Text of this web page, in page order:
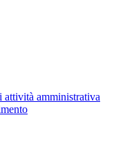
attività amministrativa